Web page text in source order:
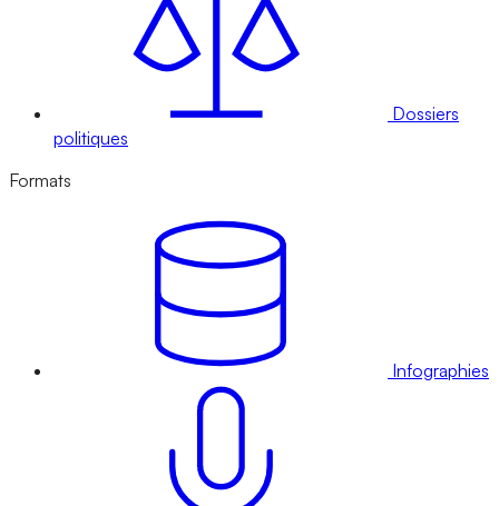
Dossiers
politiques
Formats
Infographies